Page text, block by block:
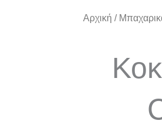
Αρχική /